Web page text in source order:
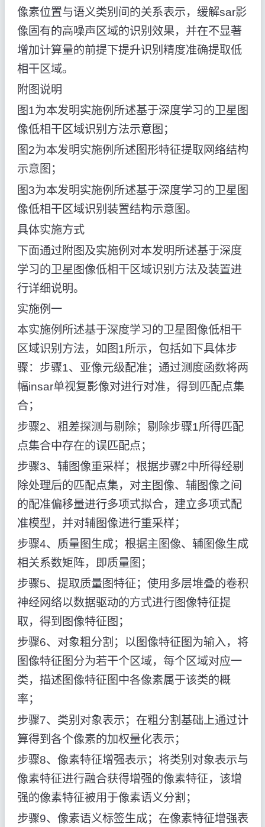
像素位置与语义类别间的关系表示，缓解sar影
像固有的高噪声区域的识别效果，并在不显著
增加计算量的前提下提升识别精度准确提取低
相干区域。
附图说明
图1为本发明实施例所述基于深度学习的卫星图
像低相干区域识别方法示意图；
图2为本发明实施例所述图形特征提取网络结构
示意图；
图3为本发明实施例所述基于深度学习的卫星图
像低相干区域识别装置结构示意图。
具体实施方式
下面通过附图及实施例对本发明所述基于深度
学习的卫星图像低相干区域识别方法及装置进
行详细说明。
实施例一
本实施例所述基于深度学习的卫星图像低相干
区域识别方法，如图1所示，包括如下具体步
骤：步骤1、亚像元级配准；通过测度函数将两
幅insar单视复影像对进行对准，得到匹配点集
合；
步骤2、粗差探测与剔除；剔除步骤1所得匹配
点集合中存在的误匹配点；
步骤3、辅图像重采样；根据步骤2中所得经剔
除处理后的匹配点集，对主图像、辅图像之间
的配准偏移量进行多项式拟合，建立多项式配
准模型，并对辅图像进行重采样；
步骤4、质量图生成；根据主图像、辅图像生成
相关系数矩阵，即质量图；
步骤5、提取质量图特征；使用多层堆叠的卷积
神经网络以数据驱动的方式进行图像特征提
取，得到图像特征图；
步骤6、对象粗分割；以图像特征图为输入，将
图像特征图分为若干个区域，每个区域对应一
类，描述图像特征图中各像素属于该类的概
率；
步骤7、类别对象表示；在粗分割基础上通过计
算得到各个像素的加权量化表示；
步骤8、像素特征增强表示；将类别对象表示与
像素特征进行融合获得增强的像素特征，该增
强的像素特征被用于像素语义分割；
步骤9、像素语义标签生成；在像素特征增强表